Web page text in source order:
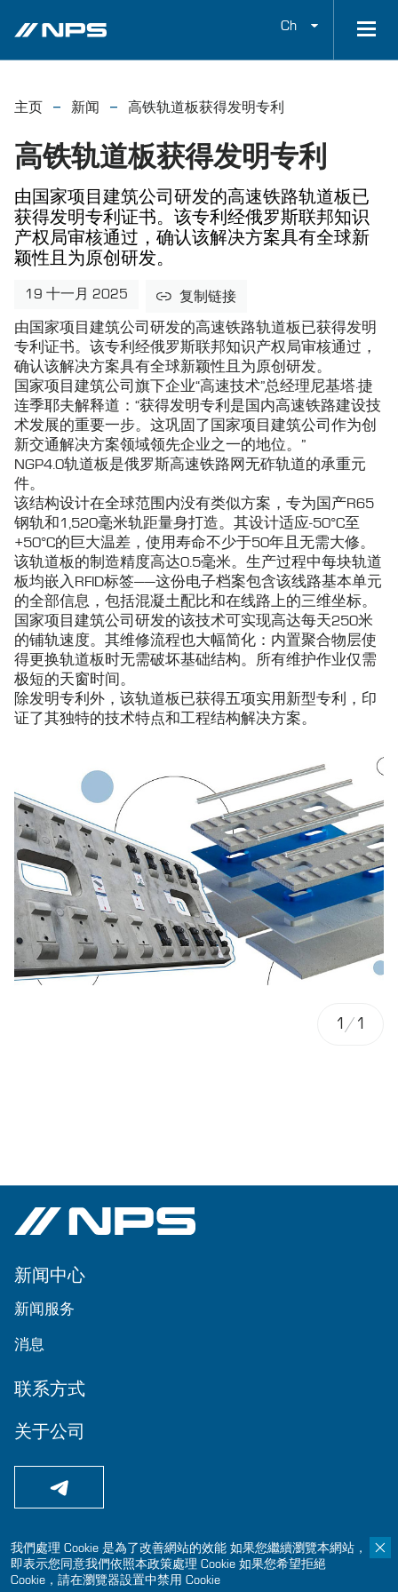
Ch
主页 新闻 高铁轨道板获得发明专利
高铁轨道板获得发明专利
由国家项目建筑公司研发的高速铁路轨道板已
获得发明专利证书。该专利经俄罗斯联邦知识
产权局审核通过，确认该解决方案具有全球新
颖性且为原创研发。
19 十一月 2025 复制链接
1/1
由国家项目建筑公司研发的高速铁路轨道板已获得发明
专利证书。该专利经俄罗斯联邦知识产权局审核通过，
确认该解决方案具有全球新颖性且为原创研发。
国家项目建筑公司旗下企业“高速技术”总经理尼基塔·捷
连季耶夫解释道：“获得发明专利是国内高速铁路建设技
术发展的重要一步。这巩固了国家项目建筑公司作为创
新交通解决方案领域领先企业之一的地位。”
NGP4.0轨道板是俄罗斯高速铁路网无砟轨道的承重元
件。
该结构设计在全球范围内没有类似方案，专为国产R65
钢轨和1,520毫米轨距量身打造。其设计适应-50°C至
+50°C的巨大温差，使用寿命不少于50年且无需大修。
该轨道板的制造精度高达0.5毫米。生产过程中每块轨道
板均嵌入RFID标签——这份电子档案包含该线路基本单元
的全部信息，包括混凝土配比和在线路上的三维坐标。
国家项目建筑公司研发的该技术可实现高达每天250米
的铺轨速度。其维修流程也大幅简化：内置聚合物层使
得更换轨道板时无需破坏基础结构。所有维护作业仅需
极短的天窗时间。
除发明专利外，该轨道板已获得五项实用新型专利，印
证了其独特的技术特点和工程结构解决方案。
新闻中心
新闻服务
消息
联系方式
关于公司
© 2024-2025 国家工程建设
我們處理 Cookie 是為了改善網站的效能 如果您繼續瀏覽本網站，
即表示您同意我們依照本政策處理 Cookie 如果您希望拒絕
Cookie，請在瀏覽器設置中禁用 Cookie